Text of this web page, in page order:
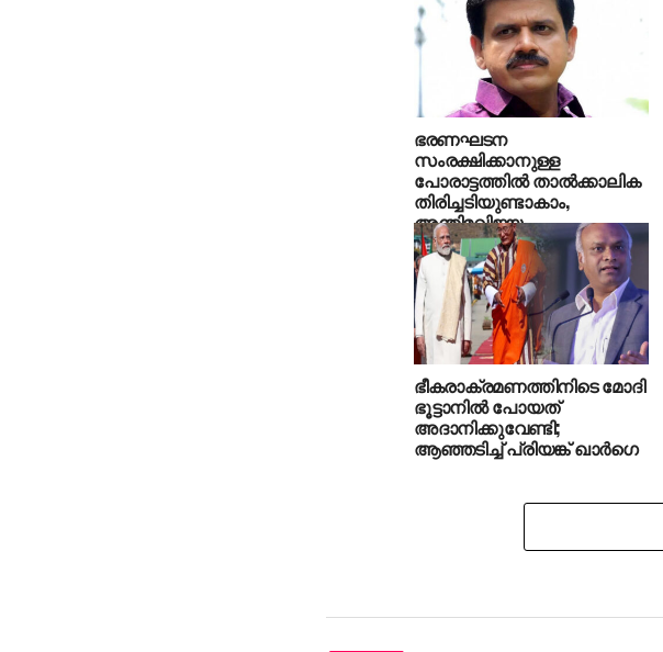
ഭരണഘടന
സംരക്ഷിക്കാനുള്ള
പോരാട്ടത്തില്‍ താല്‍ക്കാലിക
തിരിച്ചടിയുണ്ടാകാം,
അന്തിമവിജയം
കോണ്‍ഗ്രസിനായിരിക്കും;
സന്ദീപ് വാര്യര്‍
ഭീകരാക്രമണത്തിനിടെ മോദി
ഭൂട്ടാനില്‍ പോയത്
അദാനിക്കുവേണ്ടി;
ആഞ്ഞടിച്ച് പ്രിയങ്ക് ഖാര്‍ഗെ